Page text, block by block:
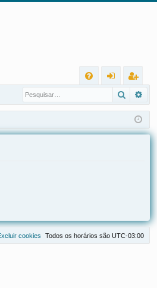
Q
ra
r
eg
ist
ra
Todos os horários são UTC-03:00
cookies